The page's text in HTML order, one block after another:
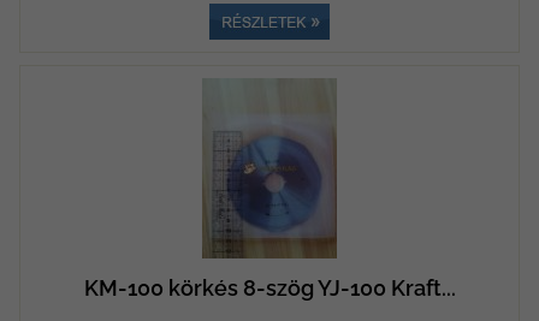
KM-100 körkés 8-szög YJ-100 Kraft...